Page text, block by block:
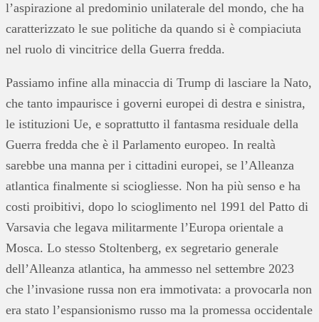
l’aspirazione al predominio unilaterale del mondo, che ha
caratterizzato le sue politiche da quando si è compiaciuta
nel ruolo di vincitrice della Guerra fredda.
Passiamo infine alla minaccia di Trump di lasciare la Nato,
che tanto impaurisce i governi europei di destra e sinistra,
le istituzioni Ue, e soprattutto il fantasma residuale della
Guerra fredda che è il Parlamento europeo. In realtà
sarebbe una manna per i cittadini europei, se l’Alleanza
atlantica finalmente si sciogliesse. Non ha più senso e ha
costi proibitivi, dopo lo scioglimento nel 1991 del Patto di
Varsavia che legava militarmente l’Europa orientale a
Mosca. Lo stesso Stoltenberg, ex segretario generale
dell’Alleanza atlantica, ha ammesso nel settembre 2023
che l’invasione russa non era immotivata: a provocarla non
era stato l’espansionismo russo ma la promessa occidentale